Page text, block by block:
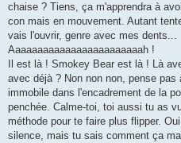
chaise ? Tiens, ça m'apprendra à
con mais en mouvement. Autant
vais l'ouvrir, genre avec mes dents...
Aaaaaaaaaaaaaaaaaaaaaaaah !
Il est là ! Smokey Bear est là ! Là
avec déjà ? Non non non, pense
immobile dans l'encadrement de la
penchée. Calme-toi, toi aussi tu as
méthode pour te faire plus flipper.
silence, mais tu sais comment ça